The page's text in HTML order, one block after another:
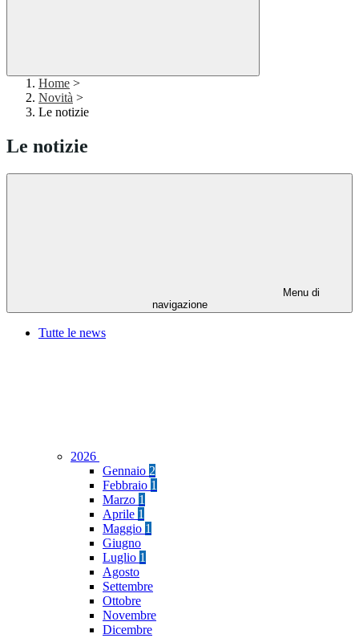
Home >
Novità >
Le notizie
Le notizie
Menu di
navigazione
Tutte le news
2026
Gennaio 2
Febbraio 1
Marzo 1
Aprile 1
Maggio 1
Giugno
Luglio 1
Agosto
Settembre
Ottobre
Novembre
Dicembre